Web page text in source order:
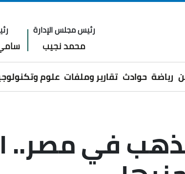
رئيس مجلس الإدارة
محمد نجيب
رياضة حوادث تقارير وملفات علوم
في مصر..